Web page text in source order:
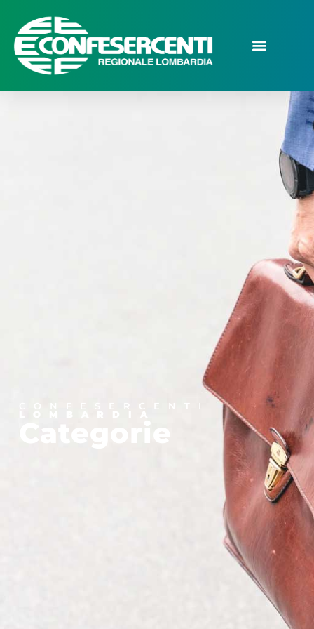
CONFESERCENTI
Categorie